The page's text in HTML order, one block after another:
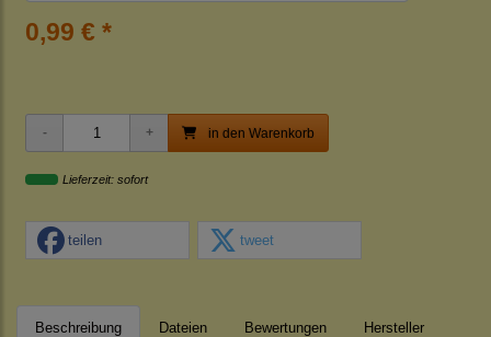
0,99 € *
in den Warenkorb
Lieferzeit: sofort
teilen tweet
Beschreibung Dateien Bewertungen Hersteller